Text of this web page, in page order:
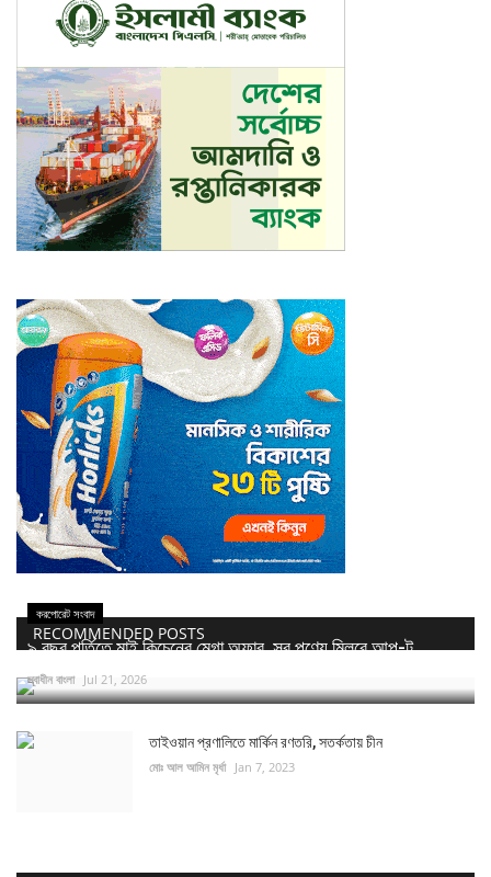
RECOMMENDED POSTS
করপোরেট সংবাদ
৯ বছর পূর্তিতে মাই কিচেনের মেগা অফার, সব পণ্যে মিলবে আপ-টু...
স্বাধীন বাংলা Jul 21, 2026
তাইওয়ান প্রণালিতে মার্কিন রণতরি, সতর্কতায় চীন
মোঃ আল আমিন মৃর্ধা Jan 7, 2023